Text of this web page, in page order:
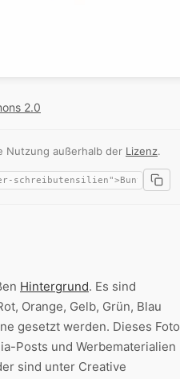
2.0
Nutzung außerhalb der Lizenz.
Hintergrund. Es sind
Orange, Gelb, Grün, Blau
gesetzt werden. Dieses Foto
Posts und Werbematerialien
sind unter Creative